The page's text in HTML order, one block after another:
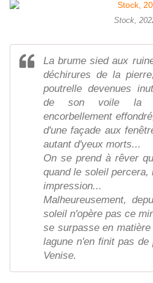
Stock,
La brume sied aux
déchirures de la
poutrelle devenues
de son voile la
encorbellement
d'une façade aux
autant d'yeux morts...
On se prend à rêver
quand le soleil
impression...
Malheureusement,
soleil n'opère pas ce
se surpasse en
lagune n'en finit pas
Venise.